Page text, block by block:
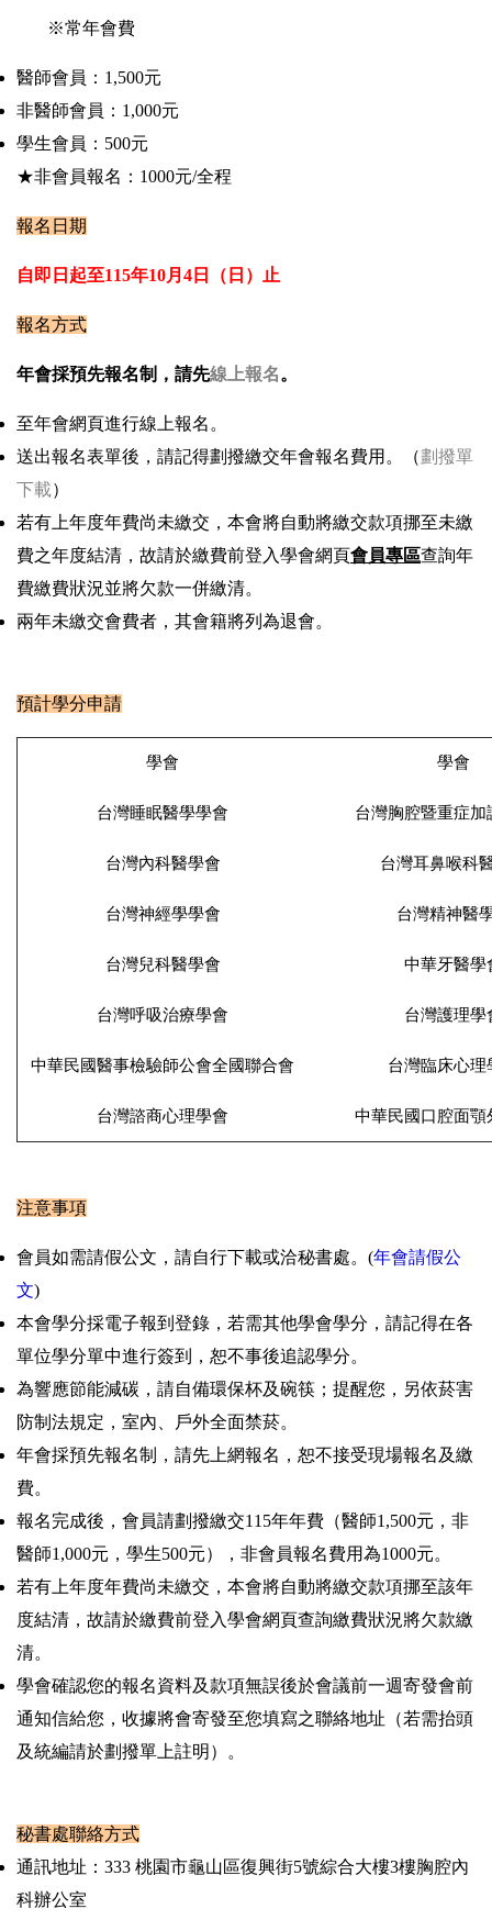
※常年會費
醫師會員：1,500元
非醫師會員：1,000元
學生會員：500元
★非會員報名：1000元/全程
報名日期
自即日起至115年10月4日（日）止
報名方式
年會採預先報名制，請先線上報名。
至年會網頁進行線上報名。
送出報名表單後，請記得劃撥繳交年會報名費用。（劃撥單
下載）
若有上年度年費尚未繳交，本會將自動將繳交款項挪至未繳
費之年度結清，故請於繳費前登入學會網頁會員專區查詢年
費繳費狀況並將欠款一併繳清。
兩年未繳交會費者，其會籍將列為退會。
預計學分申請
學會 學會
台灣睡眠醫學學會 台灣胸腔暨重症加
台灣內科醫學會 台灣耳鼻喉科
台灣神經學學會 台灣精神醫
台灣兒科醫學會 中華牙醫學
台灣呼吸治療學會 台灣護理學
中華民國醫事檢驗師公會全國聯合會 台灣臨床心理
台灣諮商心理學會 中華民國口腔面顎
注意事項
會員如需請假公文，請自行下載或洽秘書處。(年會請假公
文)
本會學分採電子報到登錄，若需其他學會學分，請記得在各
單位學分單中進行簽到，恕不事後追認學分。
為響應節能減碳，請自備環保杯及碗筷；提醒您，另依菸害
防制法規定，室內、戶外全面禁菸。
年會採預先報名制，請先上網報名，恕不接受現場報名及繳
費。
報名完成後，會員請劃撥繳交115年年費（醫師1,500元，非
醫師1,000元，學生500元），非會員報名費用為1000元。
若有上年度年費尚未繳交，本會將自動將繳交款項挪至該年
度結清，故請於繳費前登入學會網頁查詢繳費狀況將欠款繳
清。
學會確認您的報名資料及款項無誤後於會議前一週寄發會前
通知信給您，收據將會寄發至您填寫之聯絡地址（若需抬頭
及統編請於劃撥單上註明）。
秘書處聯絡方式
通訊地址：333 桃園市龜山區復興街5號綜合大樓3樓胸腔內
科辦公室